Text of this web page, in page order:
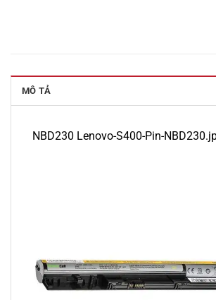
MÔ TẢ
NBD230 Lenovo-S400-Pin-